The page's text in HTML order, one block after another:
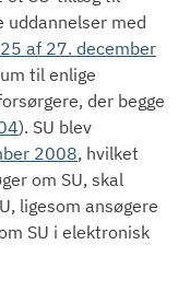
uddannelser med
af 27. december
til enlige
der begge
). SU blev
2008, hvilket
om SU, skal
ligesom ansøgere
SU i elektronisk